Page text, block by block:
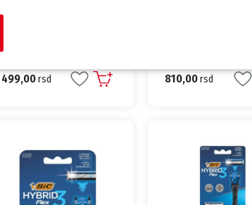
Hybrid
499,00rsd
sistem (Ručica + 4
dopune)
810,00rsd